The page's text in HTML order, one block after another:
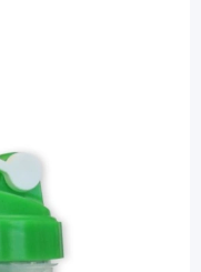
1 Stück